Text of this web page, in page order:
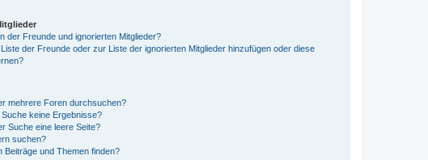
der Freunde und ignorierten Mitglieder?
der Freunde oder zur Liste der ignorierten Mitglieder hinzufügen oder diese
mehrere Foren durchsuchen?
keine Ergebnisse?
Suche eine leere Seite?
suchen?
Beiträge und Themen finden?